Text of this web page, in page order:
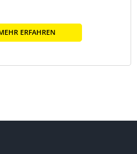
ERFAHREN